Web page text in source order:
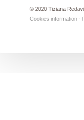
© 2020 Tiziana
Cookies information -